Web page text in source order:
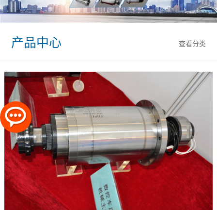
查看分类
产品中心